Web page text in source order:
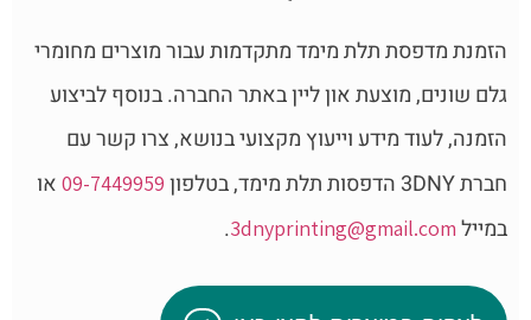
הזמנת מדפסת תלת מימד מתקדמות עבור מוצרים מחומרי
גלם שונים, מוצעת און ליין באתר החברה. בנוסף לביצוע
הזמנה, לעוד מידע וייעוץ מקצועי בנושא, צרו קשר עם
חברת 3DNY הדפסות תלת מימד, בטלפון
09-7449959 או
במייל 3dnyprinting@gmail.com
.